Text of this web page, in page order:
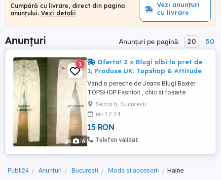
Cumpără cu livrare, direct din pagina
anunțului. Vezi detalii
Vezi anunțuri
cu livrare
Anunțuri Anunțuri pe pagină: 20 50
6
1
Oferta! 2 x Blugi albi la pret de
1; Produse UK: Topshop & Attitude
Vand o pereche de Jeans Blugi Baxter
TOPSHOP Fashion , chic si foaarte
comozi , de astfel vin foarte bine pe corp.
Blugii sunt adusi din Londra, sunt moderni
si merg purtati cu tricouri , camasi , bluze ,
tunici , etc .., Blugii sunt foarte calitativi si
sunt in stare perfecta fara defecte
Sector 6, Bucuresti
ieri 12:24
15 RON
Telefon validat
Publi24 Anunțuri Bucuresti Moda si accesorii Haine